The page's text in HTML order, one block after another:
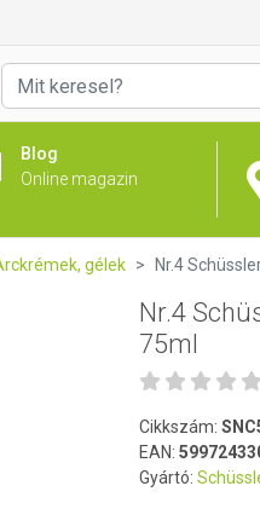
Blog
Online magazin
gélek Nr.4
Nr.4
75ml
Cikkszám:
EAN:
Gyártó: